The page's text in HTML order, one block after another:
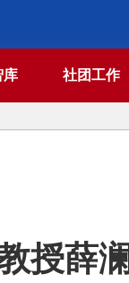
库 社团工作
授薛澜